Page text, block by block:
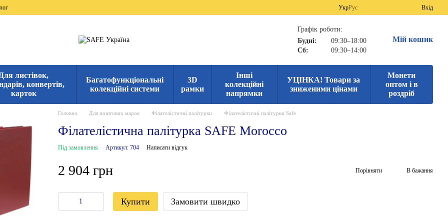
УкрРус Вхід
Графік роботи:
Будні:
09:30–18:00
Сб:
09:30–14:00
Мій кошик
Для листівок,
конвертів,
карток
Багатофункціональні
колекційні системи
3D
рамки
Інші
колекційні
напрямки
УЦІНКА! Товари за
зниженими цінами
Монети
оптом і в
роздріб
Головна Для поштових марок Філателістичні палітурки Філателістичні палітурки Safe
Філателістична палітурка SAFE Morocco
Під замовлення Артикул: 704 Написати відгук
2 904 грн Порівняти В бажання
Купити Замовити швидко